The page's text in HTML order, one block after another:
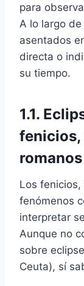
para
A lo largo
asentados
directa o
su tiempo.
1.1.
fenicios,
romanos
Los
fenómenos
interpretar
Aunque no
sobre
Ceuta), sí